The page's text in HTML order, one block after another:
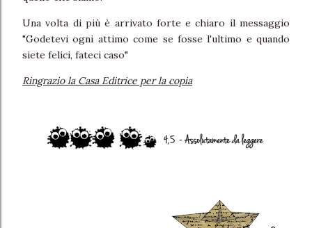
Una volta di più è arrivato forte e chiaro il messaggio
"Godetevi ogni attimo come se fosse l'ultimo e quando
siete felici, fateci caso"
Ringrazio la Casa Editrice per la copia